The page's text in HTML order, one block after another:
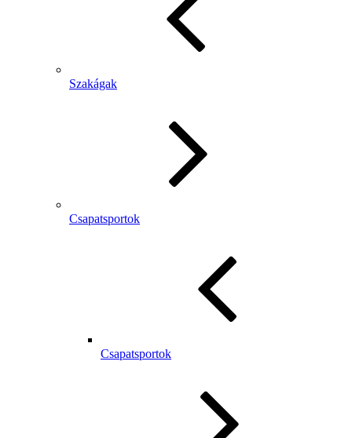
Szakágak
Csapatsportok
Csapatsportok